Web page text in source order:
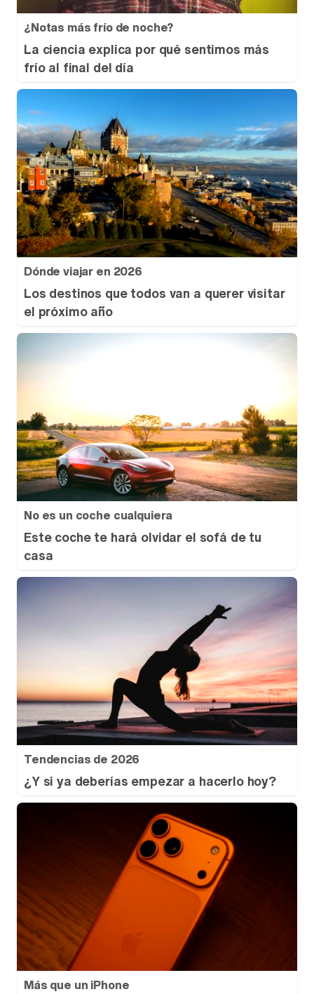
¿Notas más frío de noche?
La ciencia explica por qué sentimos más
frío al final del día
Dónde viajar en 2026
Los destinos que todos van a querer visitar
el próximo año
No es un coche cualquiera
Este coche te hará olvidar el sofá de tu
casa
Tendencias de 2026
¿Y si ya deberías empezar a hacerlo hoy?
Más que un iPhone